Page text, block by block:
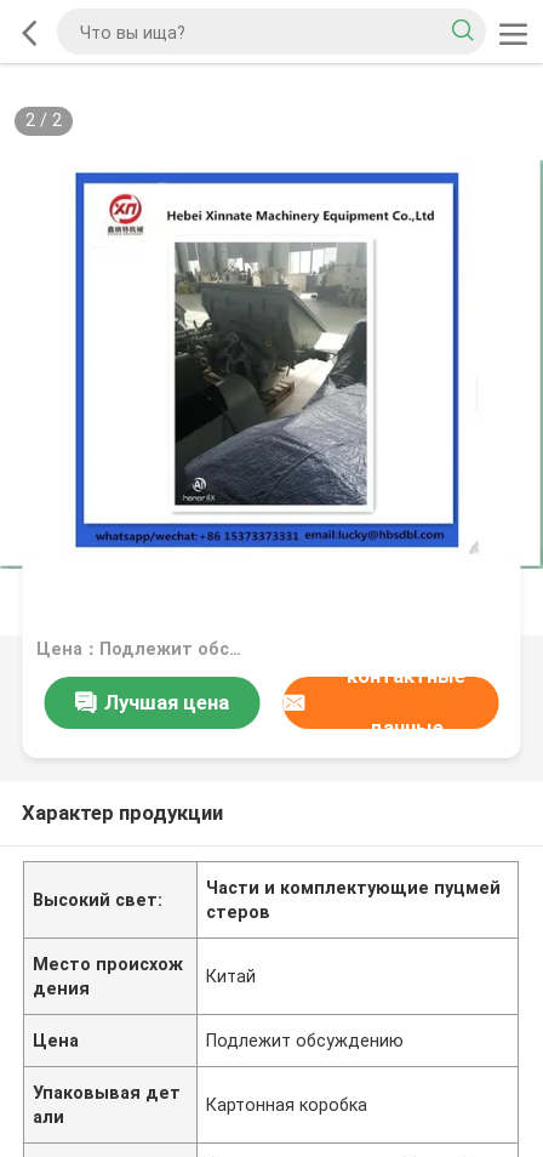
2/ 2
Цена：Подлежит обсуждению
Лучшая цена
контактные
данные
Характер продукции
Высокий свет:
Части и комплектующие пуцмей
стеров
Место происхож
дения
Китай
Цена Подлежит обсуждению
Упаковывая дет
али
Картонная коробка